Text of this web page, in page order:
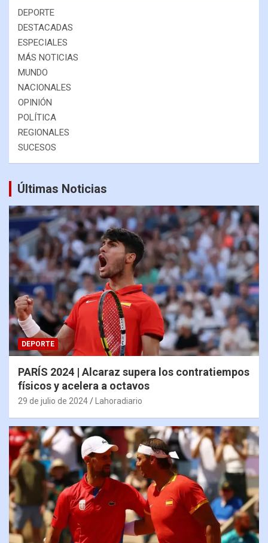
DEPORTE
DESTACADAS
ESPECIALES
MÁS NOTICIAS
MUNDO
NACIONALES
OPINIÓN
POLÍTICA
REGIONALES
SUCESOS
Últimas Noticias
DEPORTE
PARÍS 2024 | Alcaraz supera los contratiempos
físicos y acelera a octavos
29 de julio de 2024 Lahoradiario